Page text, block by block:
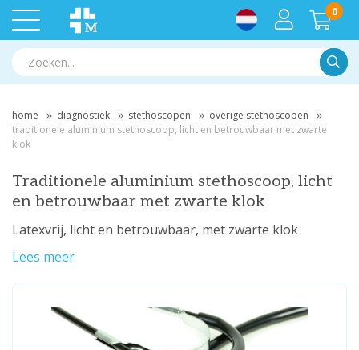
0
home diagnostiek stethoscopen
overige stethoscopen
traditionele aluminium stethoscoop, licht en betrouwbaar met zwarte
klok
Traditionele aluminium stethoscoop, licht
en betrouwbaar met zwarte klok
Latexvrij, licht en betrouwbaar, met zwarte klok
Lees meer